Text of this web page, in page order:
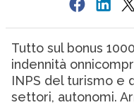
Tutto sul bonus
indennità
INPS del turismo e
settori, autonomi.